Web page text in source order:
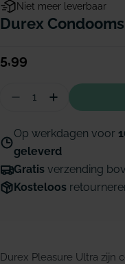
Niet meer leverbaar
Durex
Normale
5,99
Hoeveelheid
Aantal
Op werkdagen voor
geleverd
Gratis verzending
Kosteloos
Durex Pleasure Ultra zijn